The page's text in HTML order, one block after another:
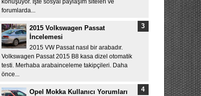
konuşuyor. İşte sosyal paylaşım siteleri ve
forumlarda...
2015 Volkswagen Passat
İncelemesi
2015 VW Passat nasıl bir arabadır.
Volkswagen Passat 2015 B8 kasa dizel otomatik
testi. Merhaba arabainceleme takipçileri. Daha
önce...
Opel Mokka Kullanıcı Yorumları